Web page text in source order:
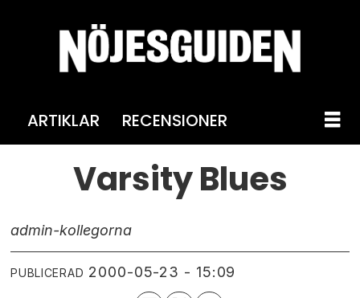
ARTIKLAR RECENSIONER
Varsity Blues
admin-kollegorna
PUBLICERAD 2000-05-23 - 15:09